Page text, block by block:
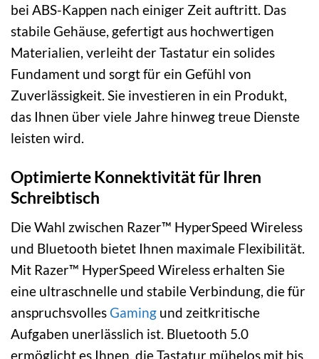
bei ABS-Kappen nach einiger Zeit auftritt. Das
stabile Gehäuse, gefertigt aus hochwertigen
Materialien, verleiht der Tastatur ein solides
Fundament und sorgt für ein Gefühl von
Zuverlässigkeit. Sie investieren in ein Produkt,
das Ihnen über viele Jahre hinweg treue Dienste
leisten wird.
Optimierte Konnektivität für Ihren
Schreibtisch
Die Wahl zwischen Razer™ HyperSpeed Wireless
und Bluetooth bietet Ihnen maximale Flexibilität.
Mit Razer™ HyperSpeed Wireless erhalten Sie
eine ultraschnelle und stabile Verbindung, die für
anspruchsvolles Gaming und zeitkritische
Aufgaben unerlässlich ist. Bluetooth 5.0
ermöglicht es Ihnen, die Tastatur mühelos mit bis